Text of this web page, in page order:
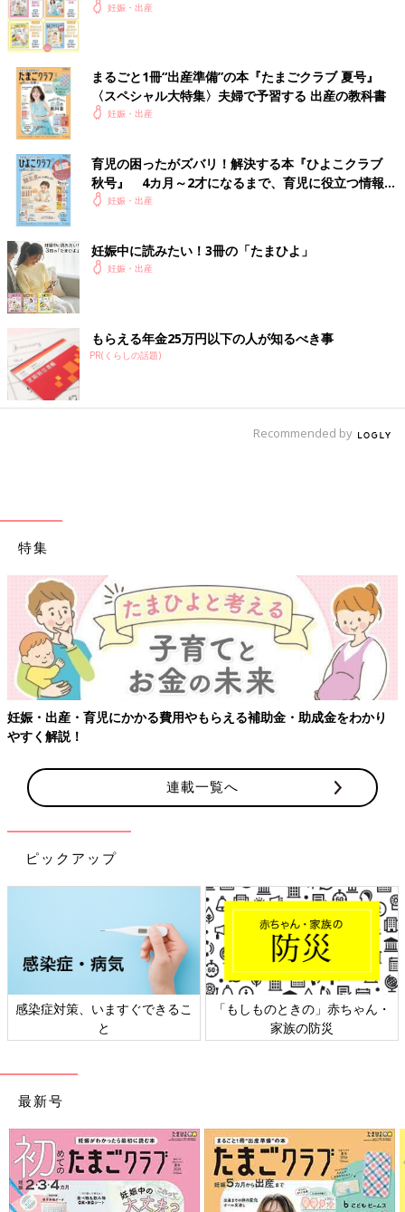
妊娠・出産
まるごと1冊“出産準備”の本『たまごクラブ 夏号』
〈スペシャル大特集〉夫婦で予習する 出産の教科書
妊娠・出産
育児の困ったがズバリ！解決する本『ひよこクラブ
秋号』 4カ月～2才になるまで、育児に役立つ情報が
いっぱい！
妊娠・出産
妊娠中に読みたい！3冊の「たまひよ」
妊娠・出産
もらえる年金25万円以下の人が知るべき事
PR(くらしの話題)
Recommended by
特集
【ワクチン接種できるものも】妊婦の感染症対策、知っておいて！
連載一覧へ
ピックアップ
日本外来小児科学会リーフレッ
ト検討会
六星占術 細木かおりさんの人生
相談
最新号